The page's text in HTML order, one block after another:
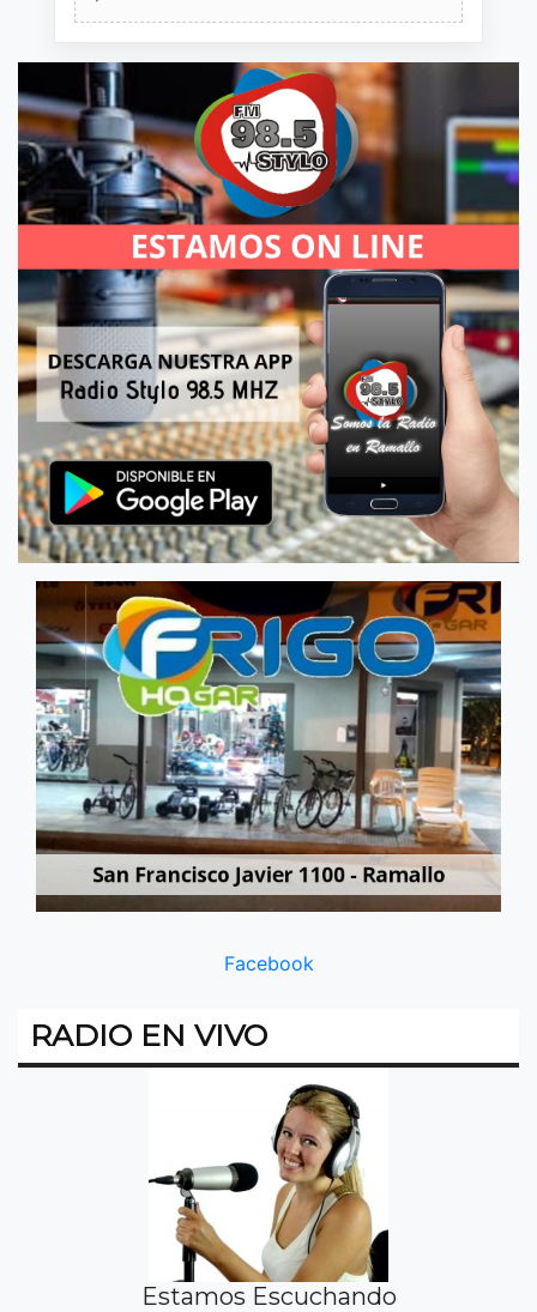
Facebook
RADIO EN VIVO
Estamos Escuchando